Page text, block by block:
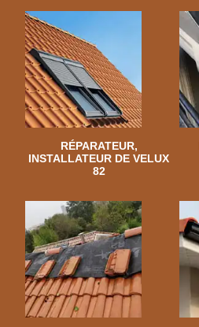
RÉPARATEUR,
INSTALLATEUR DE VELUX
82